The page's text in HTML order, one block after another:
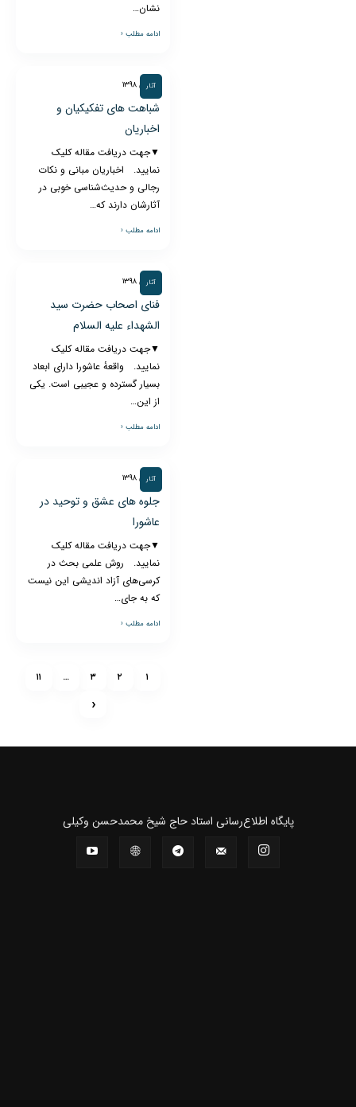
نشان…
ادامه مطلب ‹
آثار
۲۸ دی ۱۳۹۸
شباهت های تفکیکیان و
اخباریان
▼جهت دریافت مقاله کلیک
نمایید. اخباریان مبانی و نکات
رجالی و حدیث‌شناسی خوبی در
آثارشان دارند که…
ادامه مطلب ‹
آثار
۲۸ دی ۱۳۹۸
فنای اصحاب حضرت سید
الشهداء علیه السلام
▼جهت دریافت مقاله کلیک
نمایید. واقعهٔ عاشورا دارای ابعاد
بسیار گسترده و عجیبی است. یکی
از این…
ادامه مطلب ‹
آثار
۲۸ دی ۱۳۹۸
جلوه های عشق و توحید در
عاشورا
▼جهت دریافت مقاله کلیک
نمایید. روش علمی بحث در
کرسی‌های آزاد اندیشی این نیست
که به جای…
ادامه مطلب ‹
۱ ۲ ۳ … ۱۱
‹
پايگاه اطلاع‌رسانی استاد حاج شیخ محمدحسن وکیلی